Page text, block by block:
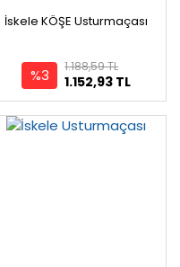
İskele KÖŞE Usturmaçası
%3 1.152,93 TL
1.188,59 TL